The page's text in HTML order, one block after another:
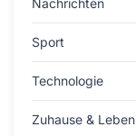
Nachrichten
Sport
Technologie
Zuhause & Leben